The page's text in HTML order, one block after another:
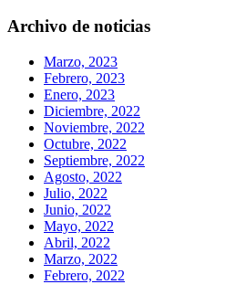
Archivo de noticias
Marzo, 2023
Febrero, 2023
Enero, 2023
Diciembre, 2022
Noviembre, 2022
Octubre, 2022
Septiembre, 2022
Agosto, 2022
Julio, 2022
Junio, 2022
Mayo, 2022
Abril, 2022
Marzo, 2022
Febrero, 2022